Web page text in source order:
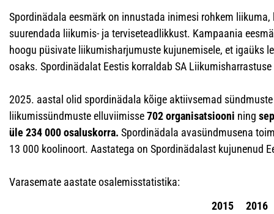
Spordinädala eesmärk on innustada inimesi rohkem
suurendada liikumis- ja terviseteadlikkust. Kampaania
hoogu püsivate liikumisharjumuste kujunemisele, et igaüks
osaks. Spordinädalat Eestis korraldab SA
2025. aastal olid spordinädala kõige aktiivsemad
liikumissündmuste elluviimisse702 organisatsiooni ning
üle 234 000 osaluskorra. Spordinädala avasündmusena
13 000 koolinoort. Aastatega on Spordinädalast kujunenud
Varasemate aastate osalemisstatistika:
2015
2016